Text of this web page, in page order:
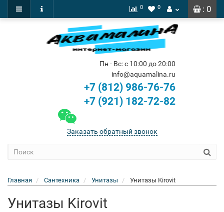
: 0
0 0
Пн - Вс: с 10:00 до 20:00
info@aquamalina.ru
+7 (812) 986-76-76
+7 (921) 182-72-82
Заказать обратный звонок
Главная Сантехника Унитазы Унитазы Kirovit
Унитазы Kirovit